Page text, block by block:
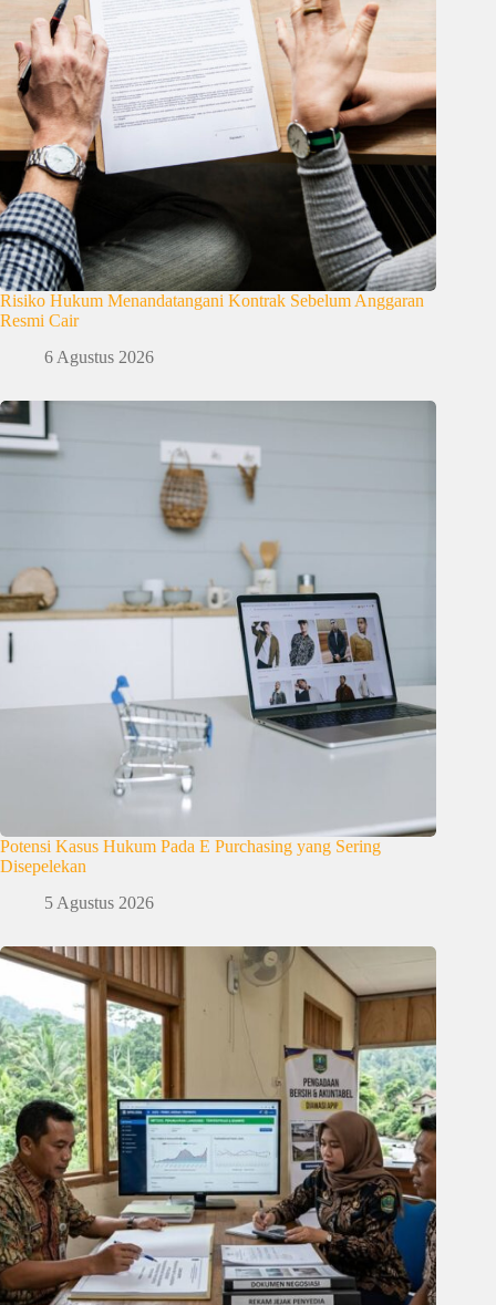
Risiko Hukum Menandatangani Kontrak Sebelum Anggaran
Resmi Cair
6 Agustus 2026
Potensi Kasus Hukum Pada E Purchasing yang Sering
Disepelekan
5 Agustus 2026